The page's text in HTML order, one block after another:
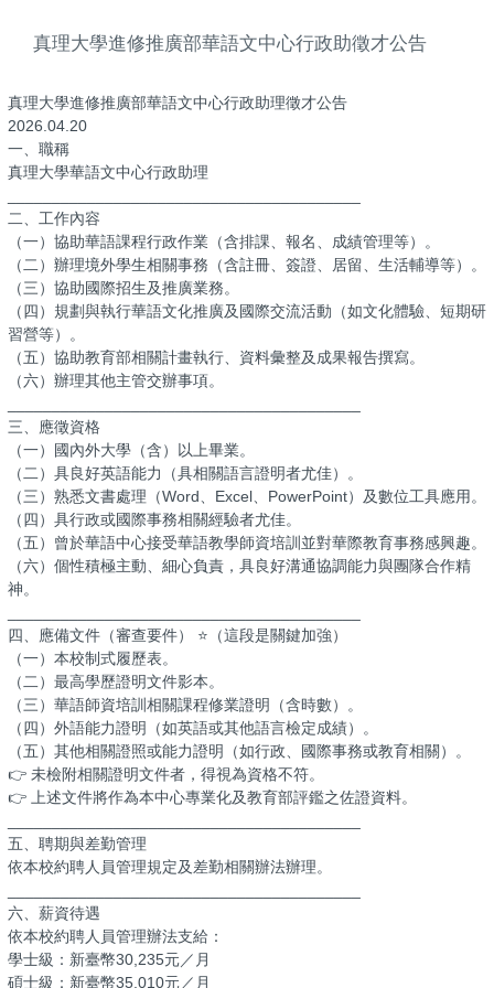
真理大學進修推廣部華語文中心行政助徵才公告
真理大學進修推廣部華語文中心行政助理徵才公告
2026.04.20
一、職稱
真理大學華語文中心行政助理
二、工作內容
（一）協助華語課程行政作業（含排課、報名、成績管理等）。
（二）辦理境外學生相關事務（含註冊、簽證、居留、生活輔導等）。
（三）協助國際招生及推廣業務。
（四）規劃與執行華語文化推廣及國際交流活動（如文化體驗、短期研
習營等）。
（五）協助教育部相關計畫執行、資料彙整及成果報告撰寫。
（六）辦理其他主管交辦事項。
三、應徵資格
（一）國內外大學（含）以上畢業。
（二）具良好英語能力（具相關語言證明者尤佳）。
（三）熟悉文書處理（Word、Excel、PowerPoint）及數位工具應用。
（四）具行政或國際事務相關經驗者尤佳。
（五）曾於華語中心接受華語教學師資培訓並對華際教育事務感興趣。
（六）個性積極主動、細心負責，具良好溝通協調能力與團隊合作精
神。
四、應備文件（審查要件） ⭐（這段是關鍵加強）
（一）本校制式履歷表。
（二）最高學歷證明文件影本。
（三）華語師資培訓相關課程修業證明（含時數）。
（四）外語能力證明（如英語或其他語言檢定成績）。
（五）其他相關證照或能力證明（如行政、國際事務或教育相關）。
👉 未檢附相關證明文件者，得視為資格不符。
👉 上述文件將作為本中心專業化及教育部評鑑之佐證資料。
五、聘期與差勤管理
依本校約聘人員管理規定及差勤相關辦法辦理。
六、薪資待遇
依本校約聘人員管理辦法支給：
學士級：新臺幣30,235元／月
碩士級：新臺幣35,010元／月